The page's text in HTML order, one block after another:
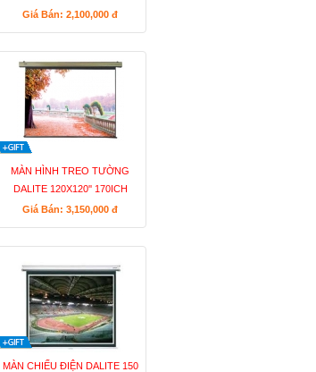
Giá Bán: 2,100,000đ
MÀN HÌNH TREO TƯỜNG
DALITE 120X120'' 170ICH
(3.05X3.05M)
Giá Bán: 3,150,000đ
MÀN CHIẾU ĐIỆN DALITE 150